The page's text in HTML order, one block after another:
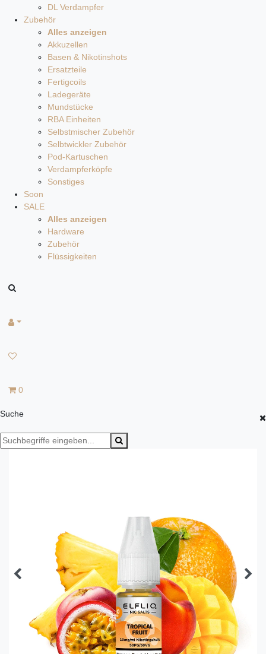
DL Verdampfer
Zubehör
Alles anzeigen
Akkuzellen
Basen & Nikotinshots
Ersatzteile
Fertigcoils
Ladegeräte
Mundstücke
RBA Einheiten
Selbstmischer Zubehör
Selbtwickler Zubehör
Pod-Kartuschen
Verdampferköpfe
Sonstiges
Soon
SALE
Alles anzeigen
Hardware
Zubehör
Flüssigkeiten
0
Suche